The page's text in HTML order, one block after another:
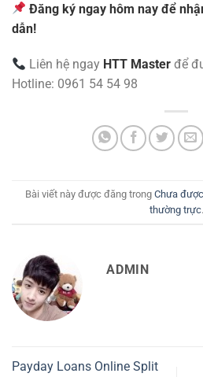
Đăng ký ngay hôm nay để
dẫn!
Liên hệ ngay HTT Master để
Hotline: 0961 54 54 98
Bài viết này được đăng trong Chưa
thường trực.
ADMIN
Payday Loans Online Split